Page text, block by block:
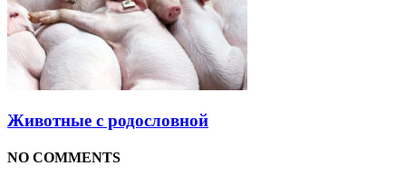
Животные с родословной
NO COMMENTS